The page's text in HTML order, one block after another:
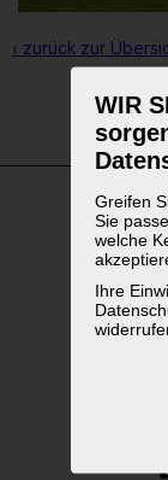
WIR
Greifen
Sie
welche
Ihre
‹ zurück zur